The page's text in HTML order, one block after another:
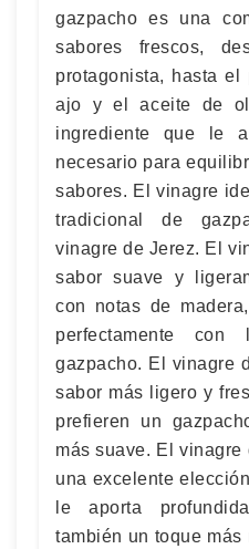
gazpacho es una
sabores frescos,
protagonista, hasta el
ajo y el aceite de
ingrediente que le
necesario para
sabores. El vinagre
tradicional de
vinagre de Jerez. El
sabor suave y
con notas de
perfectamente con
gazpacho. El vinagre
sabor más ligero y
prefieren un
más suave. El
una excelente
le aporta
también un toque